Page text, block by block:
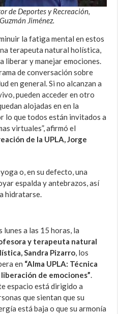
de Deportes y Recreación,
Jiménez.
la fatiga mental en estos
terapeuta natural holística,
liberar y manejar emociones.
de conversación sobre
en general. Si no alcanzan a
pueden acceder en otro
alojadas en en la
lo que todos están invitados a
virtuales”, afirmó el
de la UPLA, Jorge
o, en su defecto, una
espalda y antebrazos, así
hidratarse.
lunes a las 15 horas, la
y terapeuta natural
Sandra Pizarro, los
en “Alma UPLA: Técnica
liberación de emociones”.
espacio está dirigido a
que sientan que su
está baja o que su armonía